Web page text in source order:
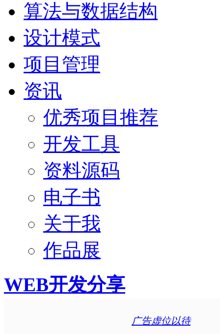
算法与数据结构
设计模式
项目管理
资讯
优秀项目推荐
开发工具
资料源码
电子书
关于我
作品展
WEB开发分享
广告虚位以待